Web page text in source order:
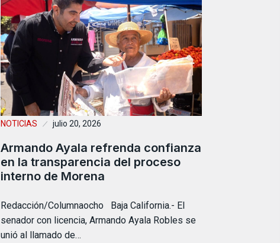
NOTICIAS julio 20, 2026
Armando Ayala refrenda confianza
en la transparencia del proceso
interno de Morena
Redacción/Columnaocho Baja California.- El
senador con licencia, Armando Ayala Robles se
unió al llamado de…